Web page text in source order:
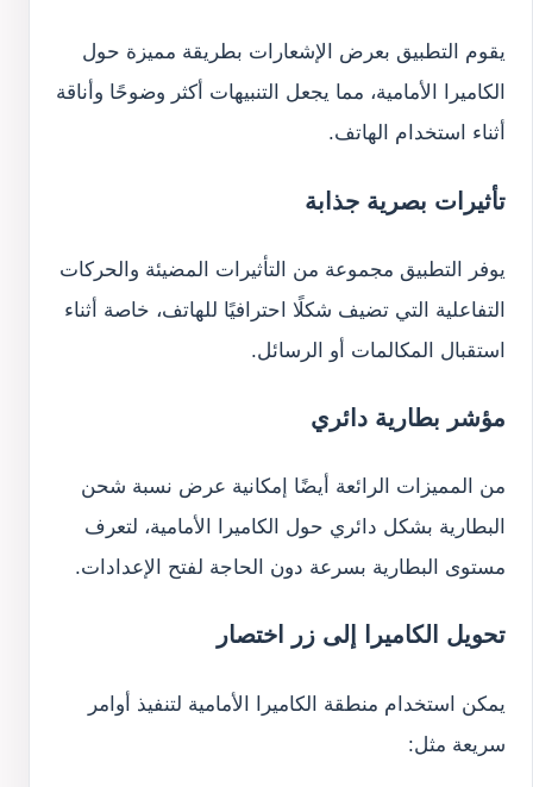
يقوم التطبيق بعرض الإشعارات بطريقة مميزة حول
الكاميرا الأمامية، مما يجعل التنبيهات أكثر وضوحًا وأناقة
أثناء استخدام الهاتف.
تأثيرات بصرية جذابة
يوفر التطبيق مجموعة من التأثيرات المضيئة والحركات
التفاعلية التي تضيف شكلًا احترافيًا للهاتف، خاصة أثناء
استقبال المكالمات أو الرسائل.
مؤشر بطارية دائري
من المميزات الرائعة أيضًا إمكانية عرض نسبة شحن
البطارية بشكل دائري حول الكاميرا الأمامية، لتعرف
مستوى البطارية بسرعة دون الحاجة لفتح الإعدادات.
تحويل الكاميرا إلى زر اختصار
يمكن استخدام منطقة الكاميرا الأمامية لتنفيذ أوامر
سريعة مثل: